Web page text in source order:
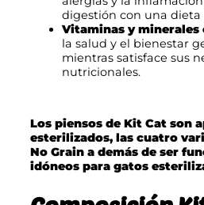
€
digestión con una dieta
Vitaminas y minerales
la salud y el bienestar
mientras satisface sus
nutricionales.
Los piensos de Kit Cat son
esterilizados, las cuatro
No Grain a demás de ser
idóneos para gatos